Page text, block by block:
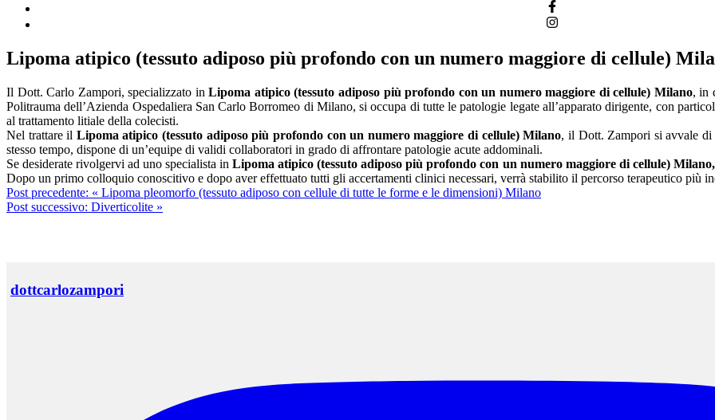
Lipoma atipico (tessuto adiposo più profondo con un numero maggiore di cellule)
Il Dott. Carlo Zampori, specializzato inLipoma atipico (tessuto adiposo più profondo con un numero maggiore di cellule) Milano, in
Politrauma dell’Azienda Ospedaliera San Carlo Borromeo di Milano, si occupa di tutte le patologie legate all’apparato dirigente, con
al trattamento litiale della colecisti.
Nel trattare il Lipoma atipico (tessuto adiposo più profondo con un numero maggiore di cellule) Milano, il Dott. Zampori si avvale di
stesso tempo, dispone di un’equipe di validi collaboratori in grado di affrontare patologie acute addominali.
Se desiderate rivolgervi ad uno specialista inLipoma atipico (tessuto adiposo più profondo con un numero maggiore di cellule) Milano
Dopo un primo colloquio conoscitivo e dopo aver effettuato tutti gli accertamenti clinici necessari, verrà stabilito il percorso terapeutico più
Post precedente: « Lipoma pleomorfo (tessuto adiposo con cellule di tutte le forme e le dimensioni) Milano
Post successivo: Diverticolite »
dottcarlozampori